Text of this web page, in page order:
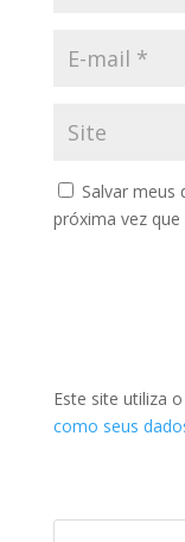
Salvar meus
próxima vez
Este site utiliza
como seus